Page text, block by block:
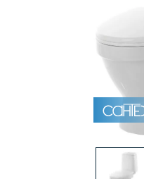
Душевые
Аксессуары